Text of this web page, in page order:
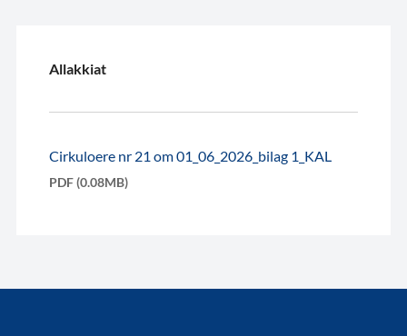
Allakkiat
Cirkuloere nr 21 om 01_06_2026_bilag 1_KAL
PDF (0.08MB)